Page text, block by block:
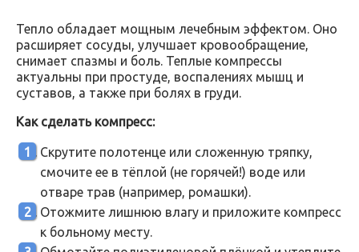
Тепло обладает мощным лечебным эффектом. Оно
расширяет сосуды, улучшает кровообращение,
снимает спазмы и боль. Теплые компрессы
актуальны при простуде, воспалениях мышц и
суставов, а также при болях в груди.
Как сделать компресс:
Скрутите полотенце или сложенную тряпку,
смочите ее в тёплой (не горячей!) воде или
отваре трав (например, ромашки).
Отожмите лишнюю влагу и приложите компресс
к больному месту.